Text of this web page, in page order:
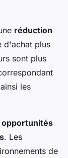
réduction
d'achat plus
sont plus
les
opportunités
. Les
de